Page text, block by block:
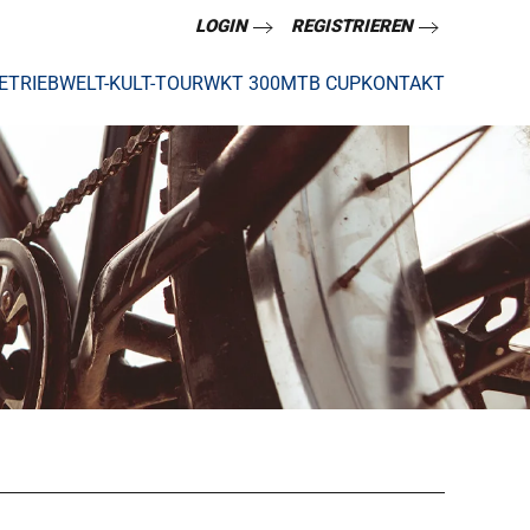
LOGIN REGISTRIEREN
WELT-KULT-TOURWKT 300MTB CUPKONTAKT